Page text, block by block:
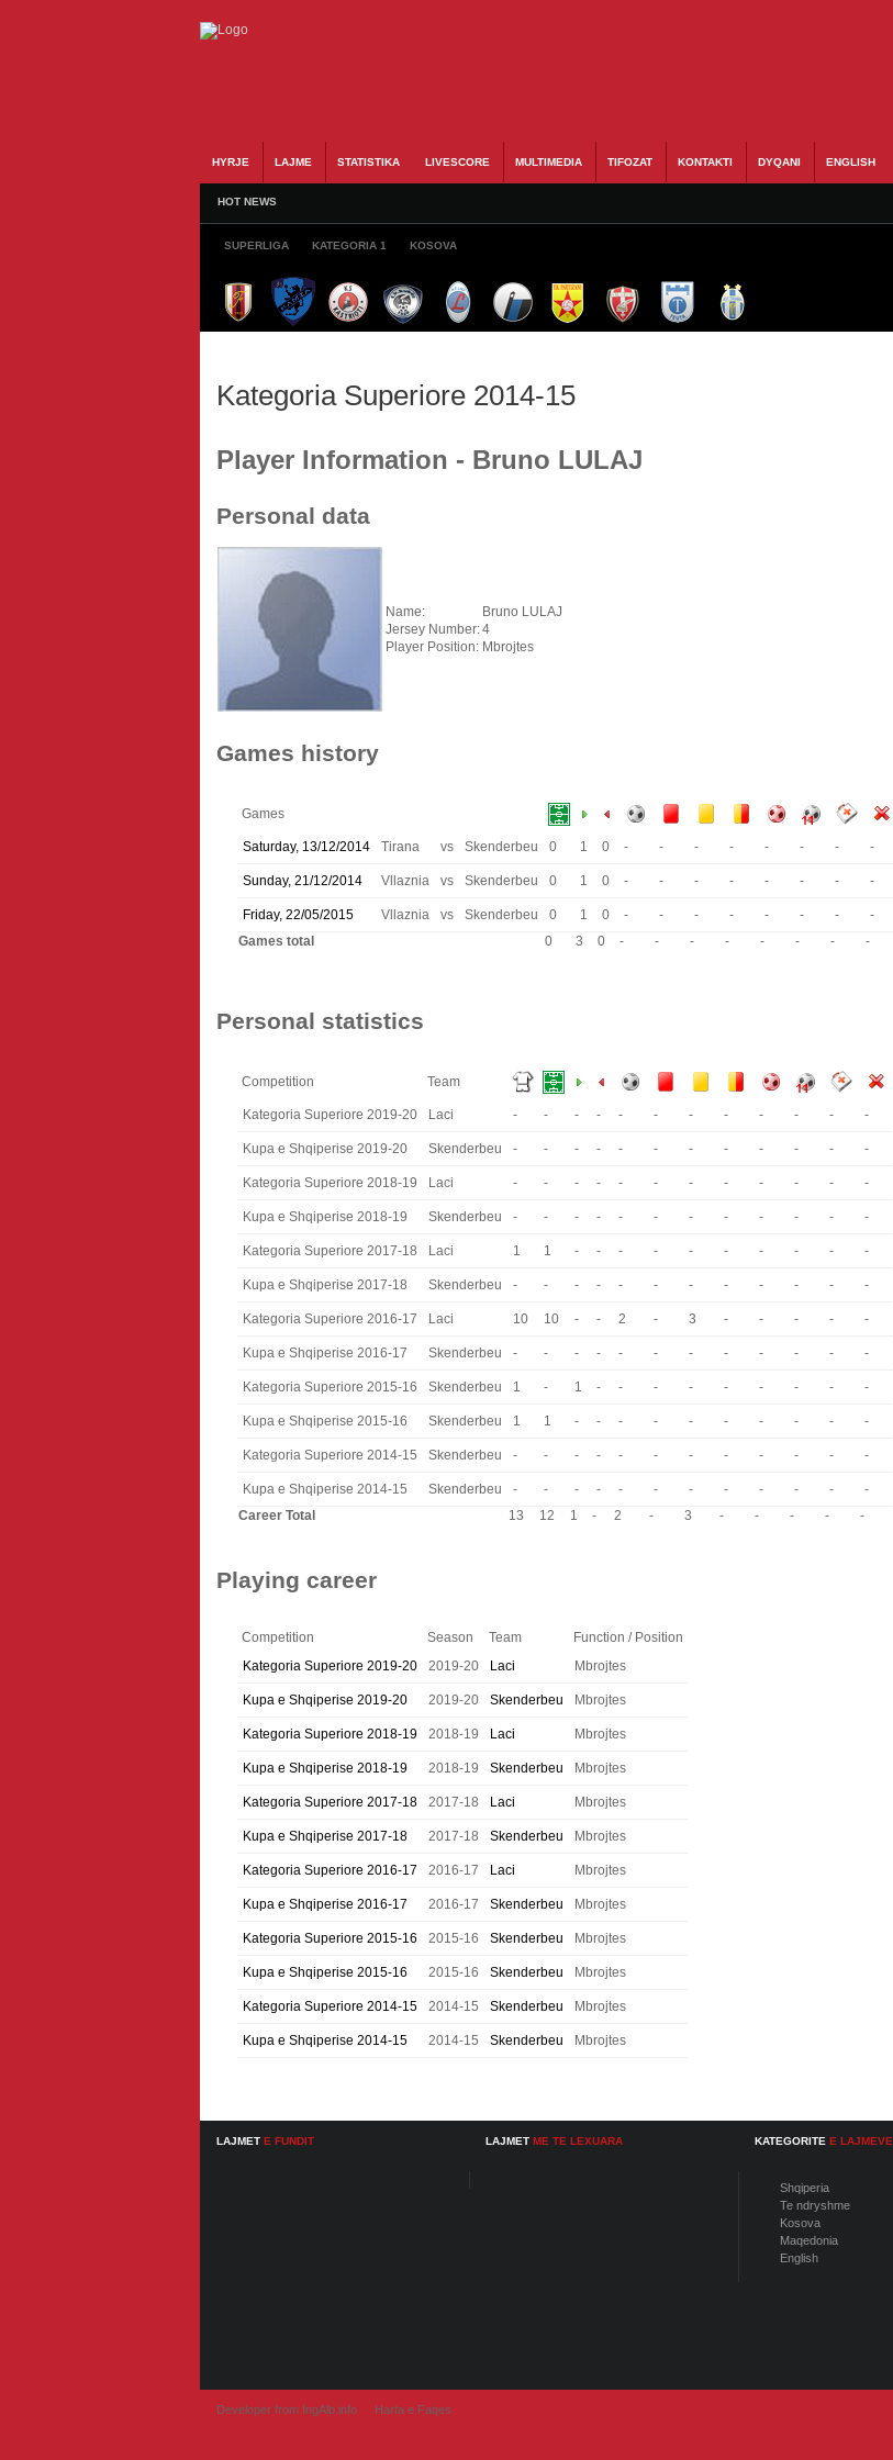
HYRJE LAJME STATISTIKA LIVESCORE MULTIMEDIA TIFOZAT KONTAKTI DYQANI ENGLISH
HOT NEWS
SUPERLIGA KATEGORIA 1 KOSOVA
Kategoria Superiore 2014-15
Player Information - Bruno LULAJ
Personal data
Name:
Bruno LULAJ
Jersey Number:4
Player Position: Mbrojtes
Games history
Games
Saturday, 13/12/2014 Tirana vs Skenderbeu 0 1 0 - - - - - - - -
Sunday, 21/12/2014 Vllaznia vs Skenderbeu 0 1 0 - - - - - - - -
Friday, 22/05/2015 Vllaznia vs Skenderbeu 0 1 0 - - - - - - -
-
Games total
0 3 0 - - - - - - - -
Personal statistics
Competition Team
Kategoria Superiore 2019-20 Laci - - - - - - - - - - - -
Kupa e Shqiperise 2019-20 Skenderbeu - - - - - - - - - - - -
Kategoria Superiore 2018-19 Laci - - - - - - - - - - - -
Kupa e Shqiperise 2018-19 Skenderbeu - - - - - - - - - - - -
Kategoria Superiore 2017-18 Laci 1 1 - - - - - - - - - -
Kupa e Shqiperise 2017-18 Skenderbeu - - - - - - - - - - - -
Kategoria Superiore 2016-17 Laci 10 10 - - 2 - 3 - - - - -
Kupa e Shqiperise 2016-17 Skenderbeu - - - - - - - - - - - -
Kategoria Superiore 2015-16 Skenderbeu 1 - 1 - - - - - - - - -
Kupa e Shqiperise 2015-16 Skenderbeu 1 1 - - - - - - - - - -
Kategoria Superiore 2014-15 Skenderbeu - - - - - - - - - - - -
Kupa e Shqiperise 2014-15 Skenderbeu - - - - - - - - - - -
-
Career Total
13 12 1 - 2 - 3 - - - - -
Playing career
Competition Season Team
Function / Position
Kategoria Superiore 2019-20
2019-20 Laci Mbrojtes
Kupa e Shqiperise 2019-20 2019-20 Skenderbeu Mbrojtes
Kategoria Superiore 2018-19 2018-19 Laci Mbrojtes
Kupa e Shqiperise 2018-19 2018-19 Skenderbeu Mbrojtes
Kategoria Superiore 2017-18 2017-18 Laci Mbrojtes
Kupa e Shqiperise 2017-18 2017-18 Skenderbeu Mbrojtes
Kategoria Superiore 2016-17 2016-17 Laci Mbrojtes
Kupa e Shqiperise 2016-17 2016-17 Skenderbeu Mbrojtes
Kategoria Superiore 2015-16 2015-16 Skenderbeu Mbrojtes
Kupa e Shqiperise 2015-16 2015-16 Skenderbeu Mbrojtes
Kategoria Superiore 2014-15 2014-15 Skenderbeu Mbrojtes
Kupa e Shqiperise 2014-15 2014-15 Skenderbeu Mbrojtes
LAJMET E FUNDIT LAJMET ME TE LEXUARA KATEGORITE E LAJMEVE
Shqiperia
Te ndryshme
Kosova
Maqedonia
English
Developer from IngAlb.info Harta e Faqes